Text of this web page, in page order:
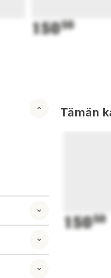
15050
Tämän
15050